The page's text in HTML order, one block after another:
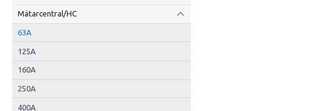
Mätarcentral/HC
63A
125A
160A
250A
400A